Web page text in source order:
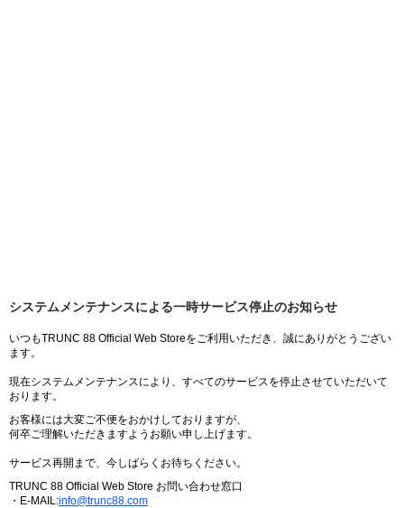
システムメンテナンスによる一時サービス停止のお知らせ
いつもTRUNC 88 Official Web Storeをご利用いただき、誠にありがとうござい
ます。
現在システムメンテナンスにより、すべてのサービスを停止させていただいて
おります。
お客様には大変ご不便をおかけしておりますが、
何卒ご理解いただきますようお願い申し上げます。
サービス再開まで、今しばらくお待ちください。
TRUNC 88 Official Web Store お問い合わせ窓口
・E-MAIL:info@trunc88.com